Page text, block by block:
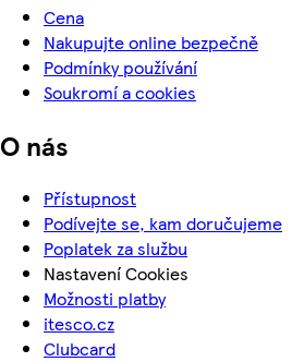
Cena
Nakupujte online bezpečně
Podmínky používání
Soukromí a cookies
O nás
Přístupnost
Podívejte se, kam doručujeme
Poplatek za službu
Nastavení Cookies
Možnosti platby
itesco.cz
Clubcard